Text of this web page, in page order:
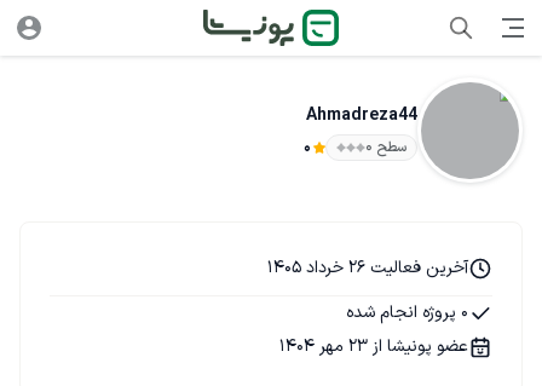
Ahmadreza44
سطح ۰ 0
آخرین فعالیت 26 خرداد 1405
0 پروژه انجام شده
عضو پونیشا از 23 مهر 1404